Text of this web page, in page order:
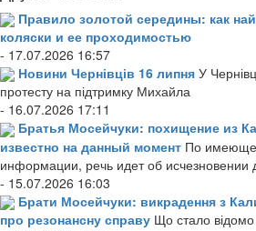
Правило золотой середины: как
коляски и ее проходимостью
- 17.07.2026 16:57
Новини Чернівців 16 липня У
протесту на підтримку Михайла
- 16.07.2026 17:11
Братья Мосейчуки: похищение из
известно на данный момент По
информации, речь идет об исчезновении
- 15.07.2026 16:03
Брати Мосейчуки: викрадення з
про резонансну справу Що стало відомо